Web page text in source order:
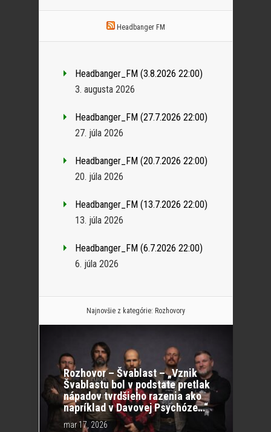
Headbanger FM
Headbanger_FM (3.8.2026 22:00)
3. augusta 2026
Headbanger_FM (27.7.2026 22:00)
27. júla 2026
Headbanger_FM (20.7.2026 22:00)
20. júla 2026
Headbanger_FM (13.7.2026 22:00)
13. júla 2026
Headbanger_FM (6.7.2026 22:00)
6. júla 2026
Najnovšie z kategórie: Rozhovory
Rozhovor – Švablast – „Vznik
Švablastu bol v podstate pretlak
nápadov tvrdšieho razenia ako
napríklad v Davovej Psychóze…“
mar 17, 2026